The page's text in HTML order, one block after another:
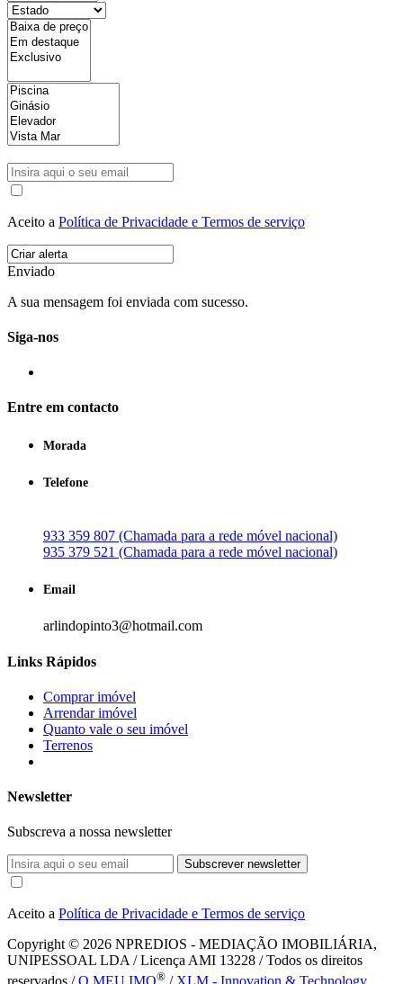
Aceito a Política de Privacidade e Termos de serviço
Enviado
A sua mensagem foi enviada com sucesso.
Siga-nos
Entre em contacto
Morada
Telefone
933 359 807 (Chamada para a rede móvel nacional)
935 379 521 (Chamada para a rede móvel nacional)
Email
arlindopinto3@hotmail.com
Links Rápidos
Comprar imóvel
Arrendar imóvel
Quanto vale o seu imóvel
Terrenos
Newsletter
Subscreva a nossa newsletter
Subscrever newsletter
Aceito a Política de Privacidade e Termos de serviço
Copyright © 2026 NPREDIOS - MEDIAÇÃO IMOBILIÁRIA,
UNIPESSOAL LDA / Licença AMI 13228 / Todos os direitos
reservados /O MEU IMO® / XLM - Innovation & Technology